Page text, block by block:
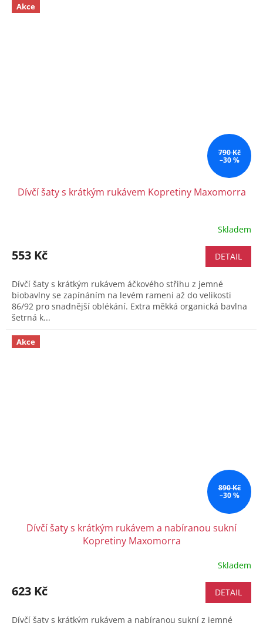
Akce
790 Kč
–30 %
Dívčí šaty s krátkým rukávem Kopretiny Maxomorra
Skladem
553 Kč DETAIL
Dívčí šaty s krátkým rukávem áčkového střihu z jemné
biobavlny se zapínáním na levém rameni až do velikosti
86/92 pro snadnější oblékání. Extra měkká organická bavlna
šetrná k...
Akce
890 Kč
–30 %
Dívčí šaty s krátkým rukávem a nabíranou sukní
Kopretiny Maxomorra
Skladem
623 Kč DETAIL
Dívčí šaty s krátkým rukávem a nabíranou sukní z jemné